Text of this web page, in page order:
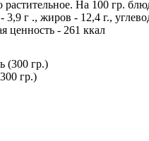
На 100 гр.
3,9 г ., жиров - 12,4 г.,
ценность - 261 ккал
гр.)